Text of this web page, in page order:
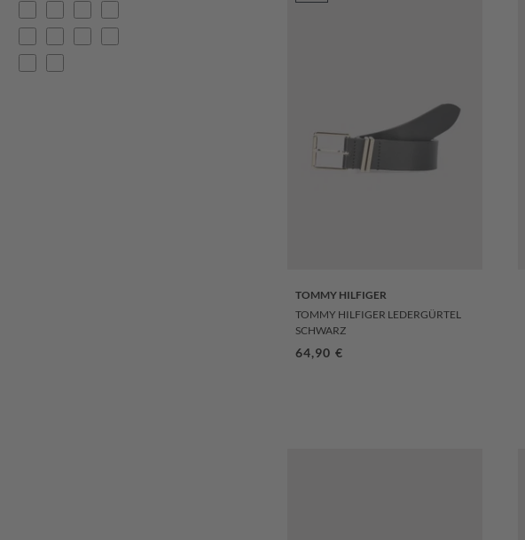
TOMMY HILFIGER
TOMMY HILFIGER LEDERGÜRTEL
SCHWARZ
Regulärer Preis:
64,90 €